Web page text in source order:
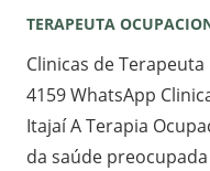
TERAPEUTA
Clinicas de
4159 WhatsApp
Itajaí A Terapia
da saúde